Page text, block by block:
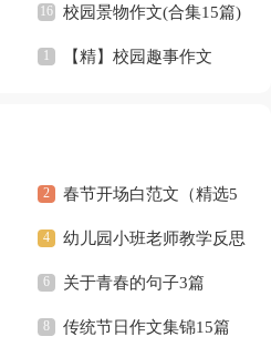
校园景物作文(合集15篇)
【精】校园趣事作文
春节开场白范文（精选5
篇）幼儿园小班老师教学反思
关于青春的句子3篇
传统节日作文集锦15篇